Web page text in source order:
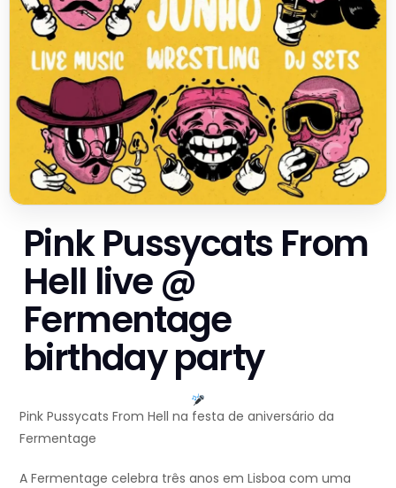
Pink Pussycats From
Hell live @
Fermentage
birthday party
Pink Pussycats From Hell na festa de aniversário da
Fermentage
A Fermentage celebra três anos em Lisboa com uma